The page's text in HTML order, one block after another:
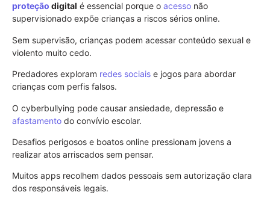
proteção digital é essencial porque o acesso não
supervisionado expõe crianças a riscos sérios online.
Sem supervisão, crianças podem acessar conteúdo sexual e
violento muito cedo.
Predadores exploram redes sociais e jogos para abordar
crianças com perfis falsos.
O cyberbullying pode causar ansiedade, depressão e
afastamento do convívio escolar.
Desafios perigosos e boatos online pressionam jovens a
realizar atos arriscados sem pensar.
Muitos apps recolhem dados pessoais sem autorização clara
dos responsáveis legais.